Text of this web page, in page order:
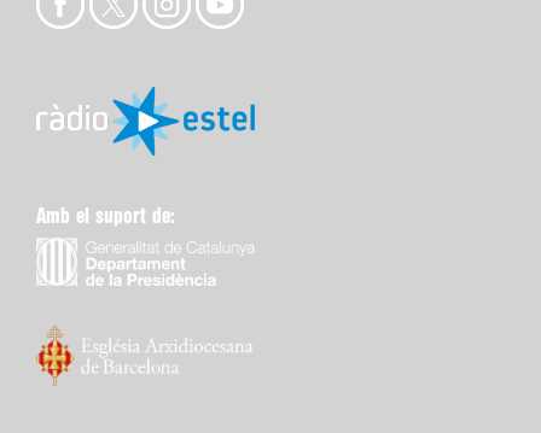
Amb el suport de: